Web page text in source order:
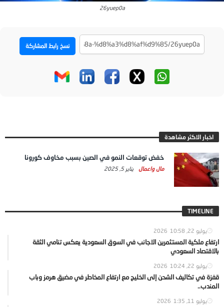
26yuep0a
نسخ رابط المشاركة
اخبار الاكثر مشاهدة
خفض توقعات النمو في الصين بسبب مخاوف كورونا
مال واعمال يناير 5, 2025
TIMELINE
يوليو 22, 2026 10:58
ارتفاع ملكية المستثمرين الاجانب في السوق السعودية يعكس تنامي الثقة
بالاقتصاد السعودي
يوليو 22, 2026 10:24
قفزة في تكاليف الشحن إلى الخليج مع ارتفاع المخاطر في مضيق هرمز وباب
المندب..
يوليو 11, 2026 1:35